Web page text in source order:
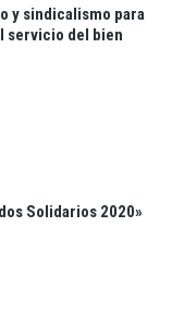
y sindicalismo para
servicio del bien
Solidarios 2020»